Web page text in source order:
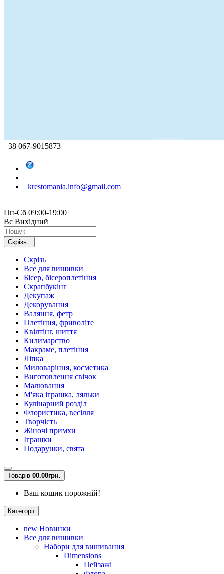
+38 067-9015873
krestomania.info@gmail.com
Пн-Сб 09:00-19:00
Вс Вихідний
Скрізь
Скрізь
Все для вишивки
Бісер, бісероплетіння
Скрапбукінг
Декупаж
Декорування
Валяння, фетр
Плетіння, фриволіте
Квілтінг, шиття
Килимарство
Макраме, плетіння
Ліпка
Миловаріння, косметика
Виготовлення свічок
Малювання
М'яка іграшка, ляльки
Кулінарний розділ
Флористика, весілля
Творчість
Жіночі примхи
Іграшки
Подарунки, свята
Товарів 00.00грн.
Ваш кошик порожній!
Категорії
new Новинки
Все для вишивки
Набори для вишивання
Dimensions
Пейзажі